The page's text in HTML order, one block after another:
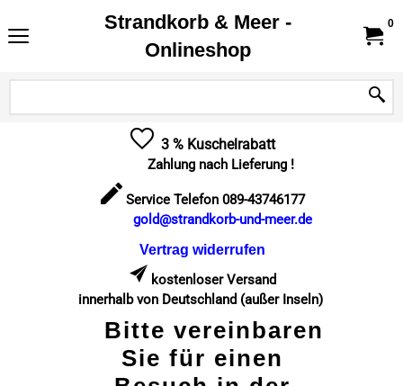
Strandkorb & Meer -
Onlineshop
0
3 % Kuschelrabatt
Zahlung nach Lieferung !
Service Telefon 089-43746177
gold@strandkorb-und-meer.de
Vertrag widerrufen
kostenloser Versand
innerhalb von Deutschland (außer Inseln)
Bitte vereinbaren
Sie für einen